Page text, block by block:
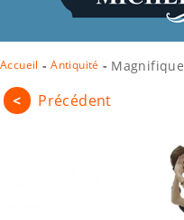
Accueil - Antiquité -
< Précédent